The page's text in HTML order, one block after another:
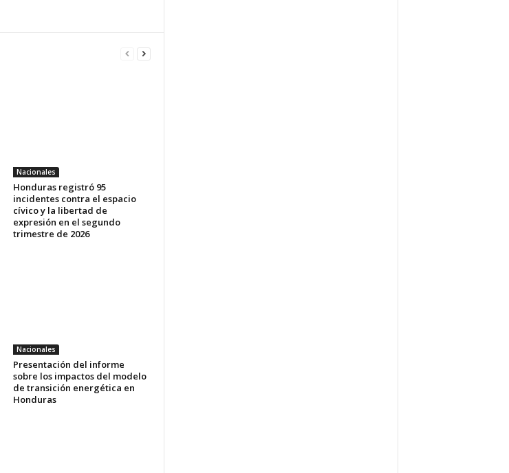
Nacionales
Honduras registró 95
incidentes contra el espacio
cívico y la libertad de
expresión en el segundo
trimestre de 2026
Nacionales
Presentación del informe
sobre los impactos del modelo
de transición energética en
Honduras